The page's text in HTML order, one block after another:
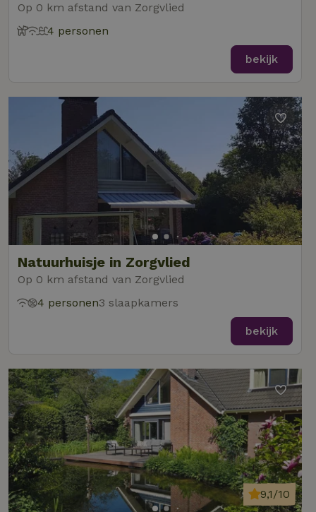
Op 0 km afstand van Zorgvlied
4 personen
bekijk
Natuurhuisje in Zorgvlied
Op 0 km afstand van Zorgvlied
4 personen3 slaapkamers
bekijk
9,1/10